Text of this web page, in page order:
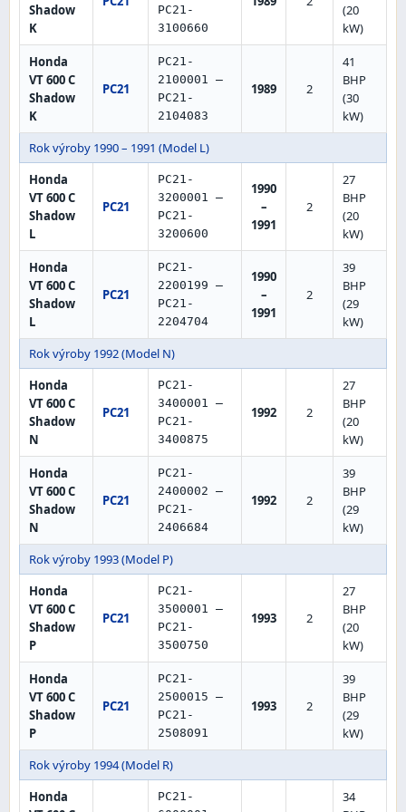
Shadow
K
PC21-
3100660
(20
kW)
Honda
VT 600 C
Shadow
K
PC21
PC21-
2100001 –
PC21-
2104083
1989 2
41
BHP
(30
kW)
Rok výroby 1990 – 1991 (Model L)
Honda
VT 600 C
Shadow
L
PC21
PC21-
3200001 –
PC21-
3200600
1990
–
1991
2
27
BHP
(20
kW)
Honda
VT 600 C
Shadow
L
PC21
PC21-
2200199 –
PC21-
2204704
1990
–
1991
2
39
BHP
(29
kW)
Rok výroby 1992 (Model N)
Honda
VT 600 C
Shadow
N
PC21
PC21-
3400001 –
PC21-
3400875
1992 2
27
BHP
(20
kW)
Honda
VT 600 C
Shadow
N
PC21
PC21-
2400002 –
PC21-
2406684
1992 2
39
BHP
(29
kW)
Rok výroby 1993 (Model P)
Honda
VT 600 C
Shadow
P
PC21
PC21-
3500001 –
PC21-
3500750
1993 2
27
BHP
(20
kW)
Honda
VT 600 C
Shadow
P
PC21
PC21-
2500015 –
PC21-
2508091
1993 2
39
BHP
(29
kW)
Rok výroby 1994 (Model R)
Honda
PC21-
34